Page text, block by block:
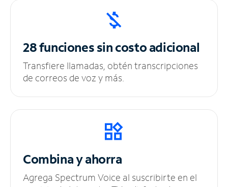
28 funciones sincosto adicional
Transfiere llamadas, obtén transcripciones
de correos de voz y más.
Combina y ahorra
Agrega Spectrum Voice al suscribirte en el